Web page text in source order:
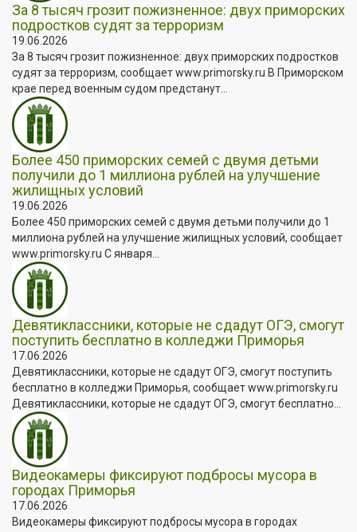
За 8 тысяч грозит пожизненное: двух приморских
подростков судят за терроризм
19.06.2026
За 8 тысяч грозит пожизненное: двух приморских подростков
судят за терроризм, сообщает www.primorsky.ru В Приморском
крае перед военным судом предстанут...
Более 450 приморских семей с двумя детьми
получили до 1 миллиона рублей на улучшение
жилищных условий
19.06.2026
Более 450 приморских семей с двумя детьми получили до 1
миллиона рублей на улучшение жилищных условий, сообщает
www.primorsky.ru С января...
Девятиклассники, которые не сдадут ОГЭ, смогут
поступить бесплатно в колледжи Приморья
17.06.2026
Девятиклассники, которые не сдадут ОГЭ, смогут поступить
бесплатно в колледжи Приморья, сообщает www.primorsky.ru
Девятиклассники, которые не сдадут ОГЭ, смогут бесплатно...
Видеокамеры фиксируют подбросы мусора в
городах Приморья
17.06.2026
Видеокамеры фиксируют подбросы мусора в городах